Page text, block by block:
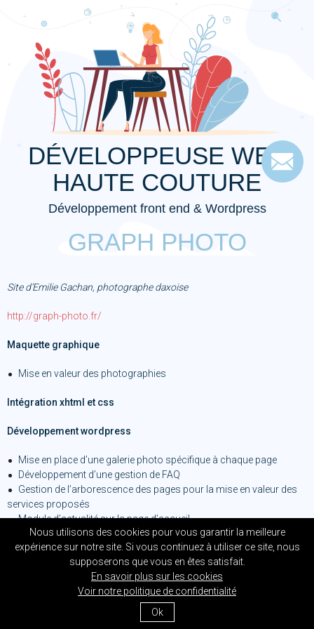
DÉVELOPPEUSE WEB
HAUTE COUTURE
Développement front end & Wordpress
GRAPH PHOTO
Site d’Emilie Gachan, photographe daxoise
http://graph-photo.fr/
Maquette graphique
Mise en valeur des photographies
Intégration xhtml et css
Développement wordpress
Mise en place d’une galerie photo spécifique à chaque page
Développement d’une gestion de FAQ
Gestion de l’arborescence des pages pour la mise en valeur des
services proposés
Module d’actualité sur la page d’accueil
Amélie Dubois – création de sites internet ©2020
Nous utilisons des cookies pour vous garantir la meilleure
expérience sur notre site. Si vous continuez à utiliser ce site, nous
supposerons que vous en êtes satisfait.
En savoir plus sur les cookies
Voir notre politique de confidentialité
Ok